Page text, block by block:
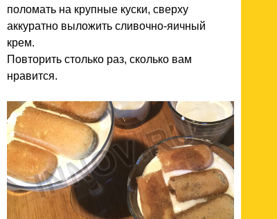
поломать на крупные куски, сверху
аккуратно выложить сливочно-яичный
крем.
Повторить столько раз, сколько вам
нравится.